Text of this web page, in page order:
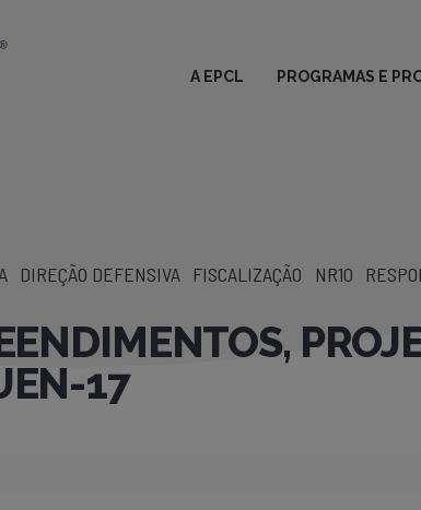
A EPCL PROGRAMAS E
DIREÇÃO DEFENSIVA FISCALIZAÇÃO NR10
17